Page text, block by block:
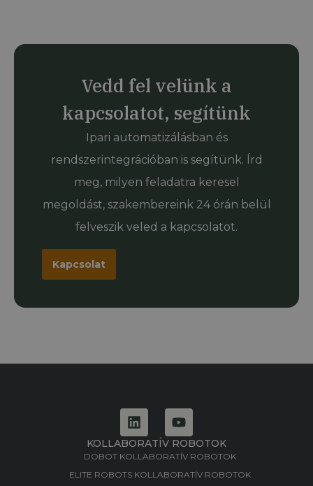
Vedd fel velünk a
kapcsolatot, segítünk
Ipari automatizálásban és
rendszerintegrációban is segítünk. Írd
meg, milyen feladatra keresel
megoldást, szakembereink 24 órán belül
felveszik veled a kapcsolatot.
Kapcsolat
KOLLABORATÍV ROBOTOK
DOBOT KOLLABORATÍV ROBOTOK
ELITE ROBOTS KOLLABORATÍV ROBOTOK